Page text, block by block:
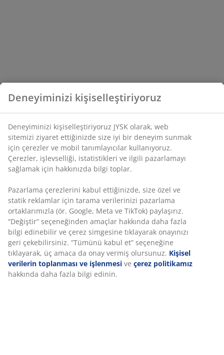
Deneyiminizi kişiselleştiriyoruz
Deneyiminizi kişiselleştiriyoruz JYSK olarak, web
sitemizi ziyaret ettiğinizde size iyi bir deneyim sunmak
için çerezler ve mobil tanımlayıcılar kullanıyoruz.
Çerezler, işlevselliği, istatistikleri ve ilgili pazarlamayı
sağlamak için hakkınızda bilgi toplar.
Pazarlama çerezlerini kabul ettiğinizde, size özel ve
statik reklamlar için tarama verilerinizi pazarlama
ortaklarımızla (ör. Google, Meta ve TikTok) paylaşırız.
“Değiştir” seçeneğinden amaçlar hakkında daha fazla
bilgi edinebilir ve çerez simgesine tıklayarak onayınızı
geri çekebilirsiniz. “Tümünü kabul et” seçeneğine
tıklayarak, üç amaca da onay vermiş olursunuz. Kişisel
verilerin toplanması ve işlenmesi ve çerez politikamız
hakkında daha fazla bilgi edinin.